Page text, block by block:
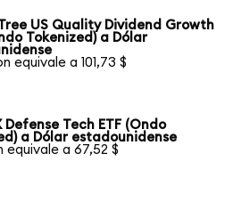
US Quality Dividend Growth
Tokenized) a Dólar
equivale a 101,73 $
Defense Tech ETF (Ondo
a Dólar estadounidense
equivale a 67,52 $